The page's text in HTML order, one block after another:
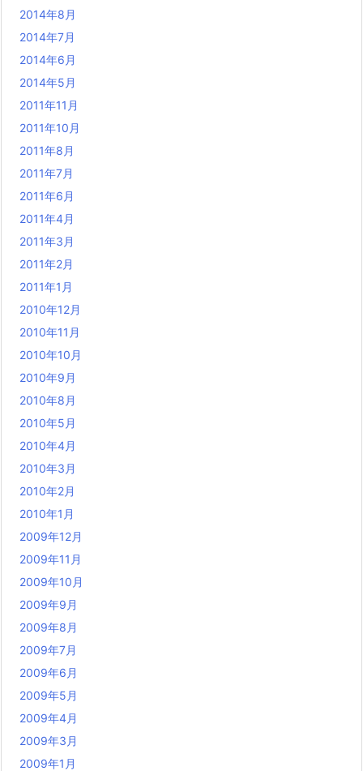
2014年8月
2014年7月
2014年6月
2014年5月
2011年11月
2011年10月
2011年8月
2011年7月
2011年6月
2011年4月
2011年3月
2011年2月
2011年1月
2010年12月
2010年11月
2010年10月
2010年9月
2010年8月
2010年5月
2010年4月
2010年3月
2010年2月
2010年1月
2009年12月
2009年11月
2009年10月
2009年9月
2009年8月
2009年7月
2009年6月
2009年5月
2009年4月
2009年3月
2009年1月